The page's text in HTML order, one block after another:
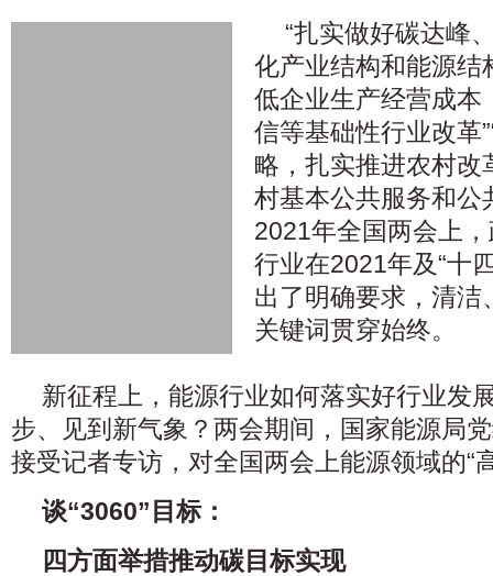
“扎实做好碳达峰
化产业结构和能源结
低企业生产经营成本
信等基础性行业改革
略，扎实推进农村改
村基本公共服务和
2021年全国两会上
行业在2021年及“十
出了明确要求，清洁
关键词贯穿始终。
新征程上，能源行业如何落实好行业发
步、见到新气象？两会期间，国家能源局
接受记者专访，对全国两会上能源领域的“
谈“3060”目标：
四方面举措推动碳目标实现